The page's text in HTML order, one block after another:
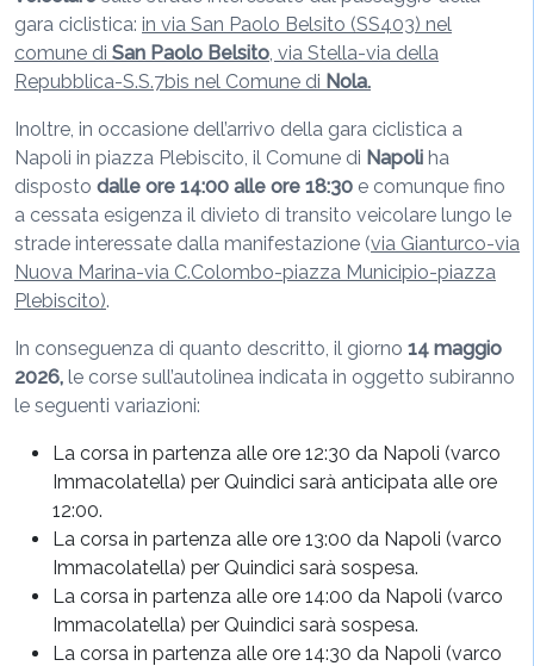
gara ciclistica: in via San Paolo Belsito (SS403) nel
comune di San Paolo Belsito, via Stella-via della
Repubblica-S.S.7bis nel Comune di Nola.
Inoltre, in occasione dell’arrivo della gara ciclistica a
Napoli in piazza Plebiscito, il Comune di Napoli ha
disposto dalle ore 14:00 alle ore 18:30 e comunque fino
a cessata esigenza il divieto di transito veicolare lungo le
strade interessate dalla manifestazione (via Gianturco-via
Nuova Marina-via C.Colombo-piazza Municipio-piazza
Plebiscito).
In conseguenza di quanto descritto, il giorno 14 maggio
2026, le corse sull’autolinea indicata in oggetto subiranno
le seguenti variazioni:
La corsa in partenza alle ore 12:30 da Napoli (varco
Immacolatella) per Quindici sarà anticipata alle ore
12:00.
La corsa in partenza alle ore 13:00 da Napoli (varco
Immacolatella) per Quindici sarà sospesa.
La corsa in partenza alle ore 14:00 da Napoli (varco
Immacolatella) per Quindici sarà sospesa.
La corsa in partenza alle ore 14:30 da Napoli (varco